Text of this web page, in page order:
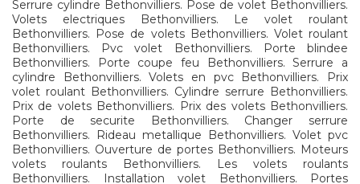
Serrure cylindre Bethonvilliers. Pose de volet Bethonvilliers.
Volets electriques Bethonvilliers. Le volet roulant
Bethonvilliers. Pose de volets Bethonvilliers. Volet roulant
Bethonvilliers. Pvc volet Bethonvilliers. Porte blindee
Bethonvilliers. Porte coupe feu Bethonvilliers. Serrure a
cylindre Bethonvilliers. Volets en pvc Bethonvilliers. Prix
volet roulant Bethonvilliers. Cylindre serrure Bethonvilliers.
Prix de volets Bethonvilliers. Prix des volets Bethonvilliers.
Porte de securite Bethonvilliers. Changer serrure
Bethonvilliers. Rideau metallique Bethonvilliers. Volet pvc
Bethonvilliers. Ouverture de portes Bethonvilliers. Moteurs
volets roulants Bethonvilliers. Les volets roulants
Bethonvilliers. Installation volet Bethonvilliers. Portes